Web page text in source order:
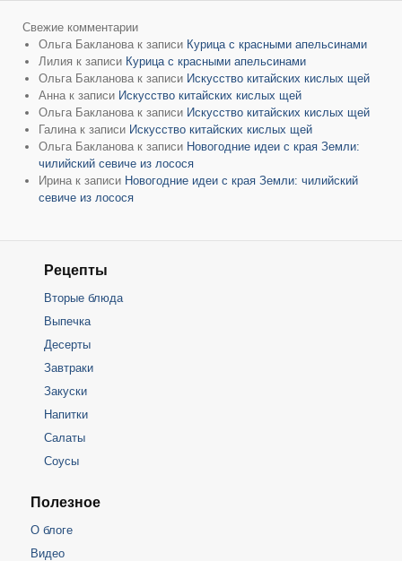
Свежие комментарии
Ольга Бакланова к записи Курица с красными апельсинами
Лилия к записи Курица с красными апельсинами
Ольга Бакланова к записи Искусство китайских кислых щей
Анна к записи Искусство китайских кислых щей
Ольга Бакланова к записи Искусство китайских кислых щей
Галина к записи Искусство китайских кислых щей
Ольга Бакланова к записи Новогодние идеи с края Земли:
чилийский севиче из лосося
Ирина к записи Новогодние идеи с края Земли: чилийский
севиче из лосося
Рецепты
Вторые блюда
Выпечка
Десерты
Завтраки
Закуски
Напитки
Салаты
Соусы
Полезное
О блоге
Видео